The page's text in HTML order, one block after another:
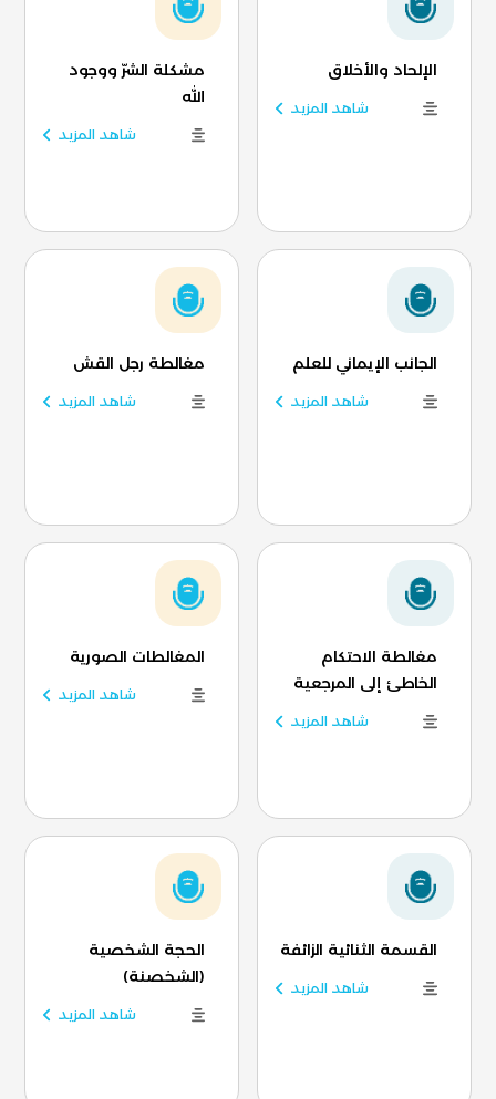
الإلحاد والأخلاق
شاهد المزيد
مشكلة الشرّ ووجود
الله
شاهد المزيد
الجانب الإيماني للعلم
شاهد المزيد
مغالطة رجل القش
شاهد المزيد
مغالطة الاحتكام
الخاطئ إلى المرجعية
شاهد المزيد
المغالطات الصورية
شاهد المزيد
القسمة الثنائية الزائفة
شاهد المزيد
الحجة الشخصية
(الشخصنة)
شاهد المزيد